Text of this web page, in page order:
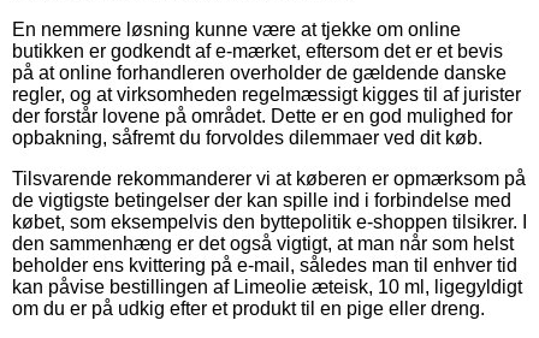
En nemmere løsning kunne være at tjekke om online
butikken er godkendt af e-mærket, eftersom det er et bevis
på at online forhandleren overholder de gældende danske
regler, og at virksomheden regelmæssigt kigges til af jurister
der forstår lovene på området. Dette er en god mulighed for
opbakning, såfremt du forvoldes dilemmaer ved dit køb.
Tilsvarende rekommanderer vi at køberen er opmærksom på
de vigtigste betingelser der kan spille ind i forbindelse med
købet, som eksempelvis den byttepolitik e-shoppen tilsikrer. I
den sammenhæng er det også vigtigt, at man når som helst
beholder ens kvittering på e-mail, således man til enhver tid
kan påvise bestillingen af Limeolie æteisk, 10 ml, ligegyldigt
om du er på udkig efter et produkt til en pige eller dreng.